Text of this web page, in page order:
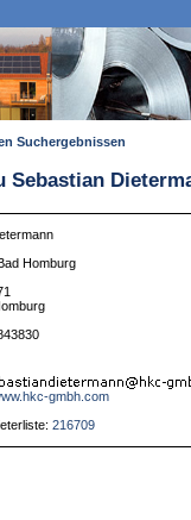
Suchergebnissen
Sebastian
Homburg
gmbh.com
216709